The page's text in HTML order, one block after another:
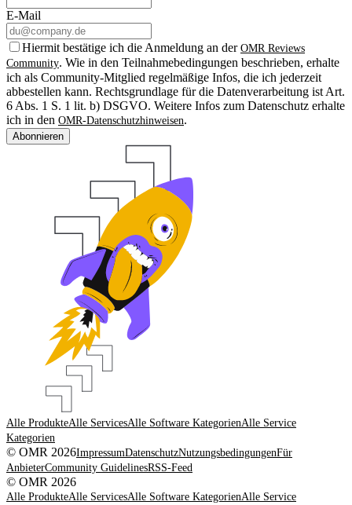
E-Mail
Hiermit bestätige ich die Anmeldung an der OMR Reviews
Community. Wie in den Teilnahmebedingungen beschrieben, erhalte
ich als Community-Mitglied regelmäßige Infos, die ich jederzeit
abbestellen kann. Rechtsgrundlage für die Datenverarbeitung ist Art.
6 Abs. 1 S. 1 lit. b) DSGVO. Weitere Infos zum Datenschutz erhalte
ich in den OMR-Datenschutzhinweisen.
Abonnieren
Alle ProdukteAlle ServicesAlle Software KategorienAlle Service
Kategorien
© OMR 2026ImpressumDatenschutzNutzungsbedingungenFür
AnbieterCommunity GuidelinesRSS-Feed
© OMR 2026
Alle ProdukteAlle ServicesAlle Software KategorienAlle Service